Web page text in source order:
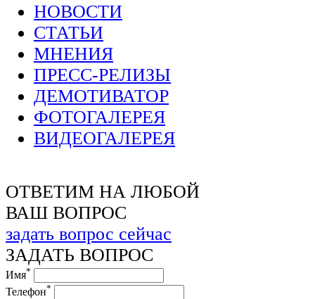
НОВОСТИ
СТАТЬИ
МНЕНИЯ
ПРЕСС-РЕЛИЗЫ
ДЕМОТИВАТОР
ФОТОГАЛЕРЕЯ
ВИДЕОГАЛЕРЕЯ
ОТВЕТИМ НА ЛЮБОЙ
ВАШ ВОПРОС
задать вопрос сейчас
ЗАДАТЬ ВОПРОС
Имя*
Телефон*